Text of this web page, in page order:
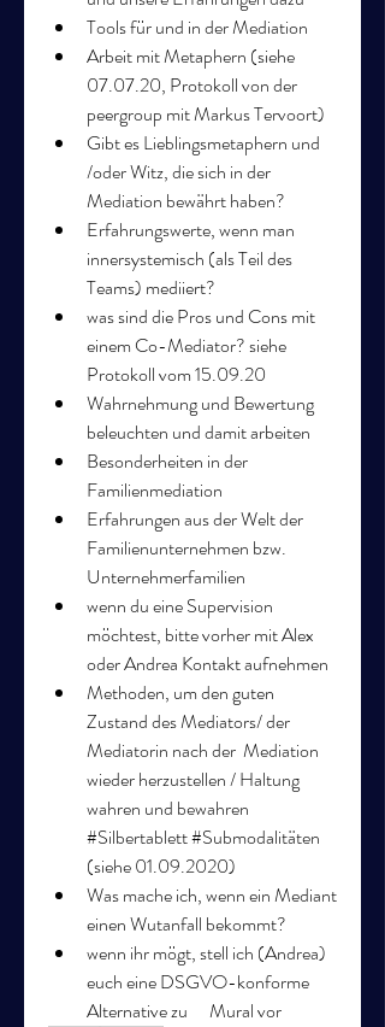
Tools für und in der Mediation
Arbeit mit Metaphern (siehe
07.07.20, Protokoll von der
peergroup mit Markus Tervoort)
Gibt es Lieblingsmetaphern und
/oder Witz, die sich in der
Mediation bewährt haben?
Erfahrungswerte, wenn man
innersystemisch (als Teil des
Teams) mediiert?
was sind die Pros und Cons mit
einem Co-Mediator? siehe
Protokoll vom 15.09.20
Wahrnehmung und Bewertung
beleuchten und damit arbeiten
Besonderheiten in der
Familienmediation
Erfahrungen aus der Welt der
Familienunternehmen bzw.
Unternehmerfamilien
wenn du eine Supervision
möchtest, bitte vorher mit Alex
oder Andrea Kontakt aufnehmen
Methoden, um den guten
Zustand des Mediators/ der
Mediatorin nach der  Mediation
wieder herzustellen / Haltung
wahren und bewahren
#Silbertablett #Submodalitäten
(siehe 01.09.2020)
Was mache ich, wenn ein Mediant
einen Wutanfall bekommt?
wenn ihr mögt, stell ich (Andrea)
euch eine DSGVO-konforme
Alternative zu      Mural vor